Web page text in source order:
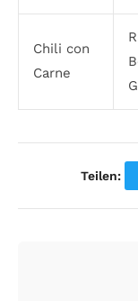
Chili con
Carne
Teilen: